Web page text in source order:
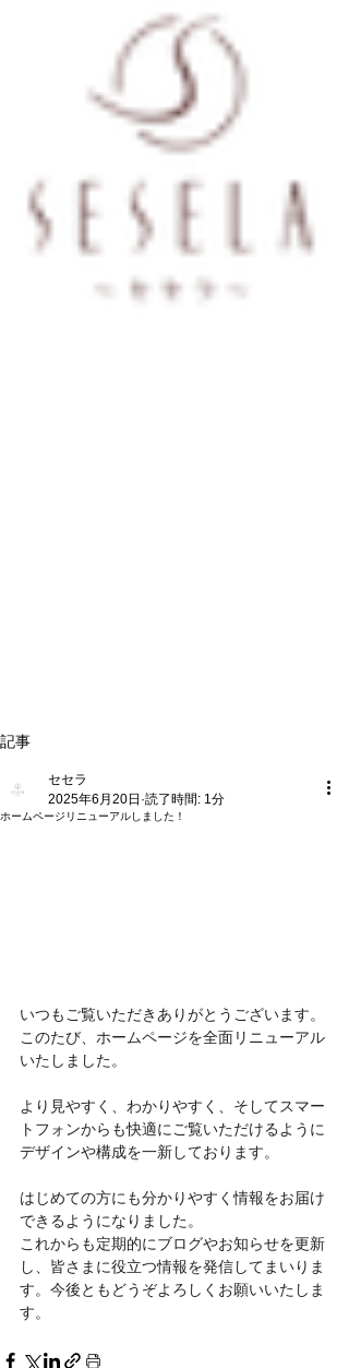
記事
ホームページリニューアルしました！
セセラ
2025年6月20日 読了時間: 1分
いつもご覧いただきありがとうございます。
このたび、ホームページを全面リニューアル
いたしました。
より見やすく、わかりやすく、そしてスマー
トフォンからも快適にご覧いただけるように
デザインや構成を一新しております。
はじめての方にも分かりやすく情報をお届け
できるようになりました。
これからも定期的にブログやお知らせを更新
し、皆さまに役立つ情報を発信してまいりま
す。今後ともどうぞよろしくお願いいたしま
す。